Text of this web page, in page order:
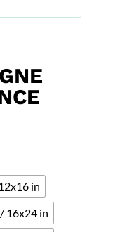
in
16x24 in